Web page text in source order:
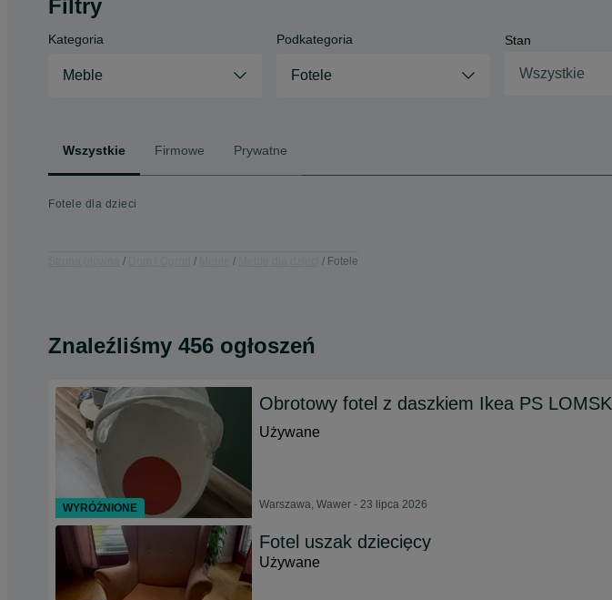
Filtry
Kategoria
Meble
Podkategoria
Fotele
Stan
Wszystkie
Wszystkie Firmowe Prywatne
Fotele dla dzieci
Fotele
Znaleźliśmy 456 ogłoszeń
Obrotowy fotel z daszkiem Ikea PS LOMSK
Używane
Warszawa, Wawer - 23 lipca 2026
Fotel uszak dziecięcy
Używane
WYRÓŻNIONE